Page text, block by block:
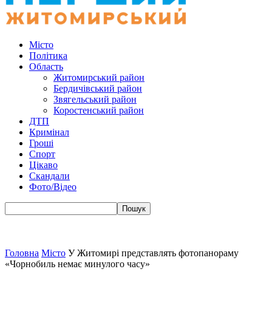
Місто
Політика
Область
Житомирський район
Бердичівський район
Звягельський район
Коростенський район
ДТП
Кримінал
Гроші
Спорт
Цікаво
Скандали
Фото/Відео
Головна Місто У Житомирі представлять фотопанораму
«Чорнобиль немає минулого часу»